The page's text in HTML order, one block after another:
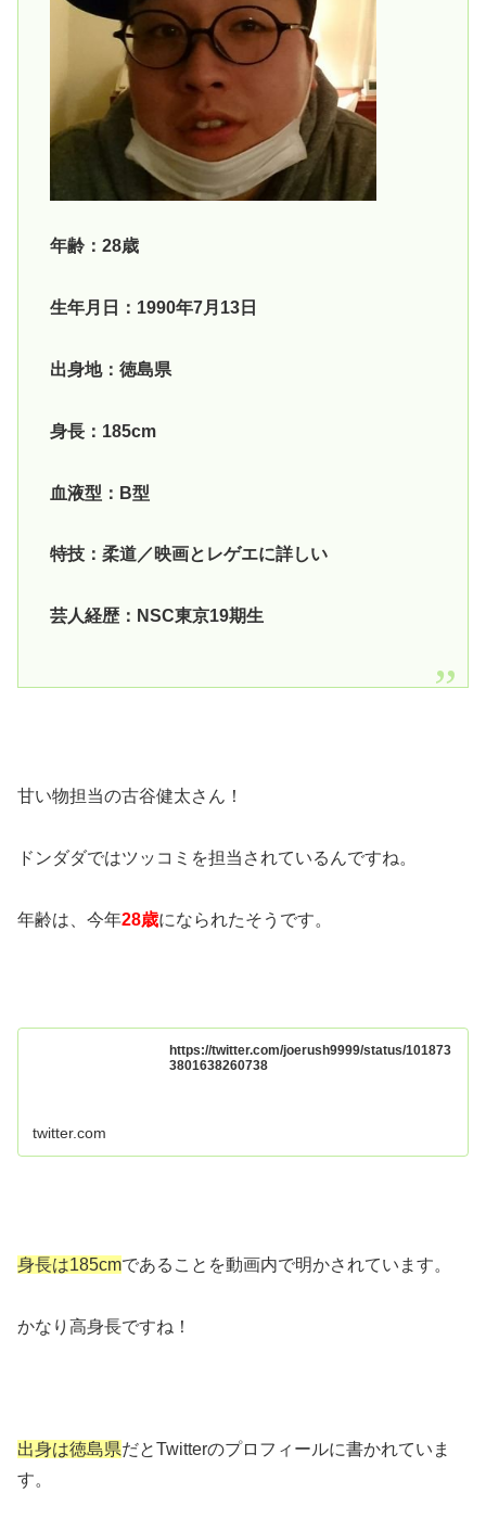
年齢：28歳
生年月日：1990年7月13日
出身地：徳島県
身長：185cm
血液型：B型
特技：柔道／映画とレゲエに詳しい
芸人経歴：NSC東京19期生
甘い物担当の古谷健太さん！
ドンダダではツッコミを担当されているんですね。
年齢は、今年28歳になられたそうです。
https://twitter.com/joerush9999/status/101873
3801638260738
twitter.com
身長は185cmであることを動画内で明かされています。
かなり高身長ですね！
出身は徳島県だとTwitterのプロフィールに書かれていま
す。